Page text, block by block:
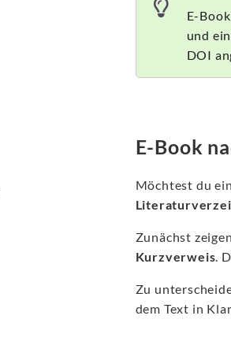
E-
und
DOI
E-Book
Möchtest du
Zunächst
Kurzverweis .
Zu
dem Text in